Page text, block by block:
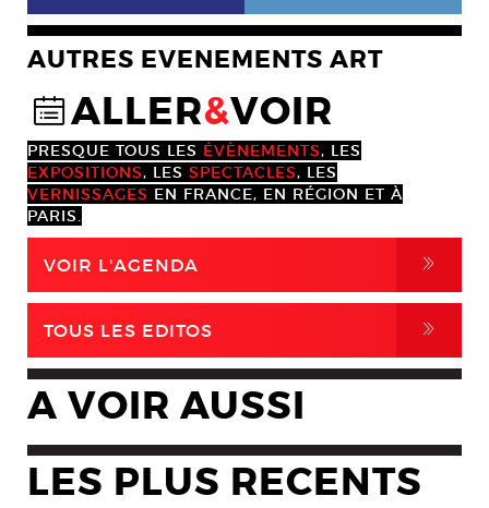
AUTRES EVENEMENTS ART
@ALLER&VOIR
PRESQUE TOUS LES ÉVÈNEMENTS, LES
EXPOSITIONS, LES SPECTACLES, LES
VERNISSAGES EN FRANCE, EN RÉGION ET À
PARIS.
VOIR L'AGENDA ,
TOUS LES EDITOS ,
A VOIR AUSSI
LES PLUS RECENTS